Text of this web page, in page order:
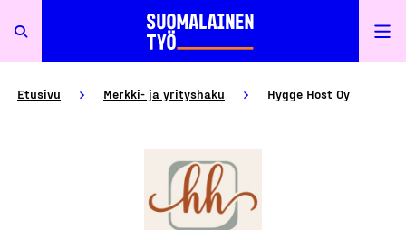
Etusivu Merkki- ja yrityshaku Hygge Host Oy